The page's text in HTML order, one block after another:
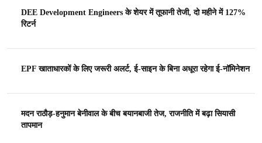
DEE Development Engineers के शेयर में तूफानी तेजी, दो महीने में 127%
रिटर्न
EPF खाताधारकों के लिए जरूरी अलर्ट, ई-साइन के बिना अधूरा रहेगा ई-नॉमिनेशन
मदन राठौड़-हनुमान बेनीवाल के बीच बयानबाजी तेज, राजनीति में बढ़ा सियासी
तापमान